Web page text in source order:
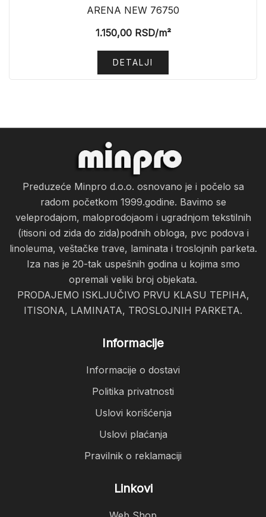
ARENA NEW 76750
1.150,00RSD/m²
DETALJI
Preduzeće Minpro d.o.o. osnovano je i počelo sa
radom početkom 1999.godine. Bavimo se
veleprodajom, maloprodojaom i ugradnjom tekstilnih
(itisoni od zida do zida)podnih obloga, pvc podova i
linoleuma, veštačke trave, laminata i troslojnih parketa.
Iza nas je 20-tak uspešnih godina u kojima smo
opremali veliki broj objekata.
PRODAJEMO ISKLJUČIVO PRVU KLASU TEPIHA,
ITISONA, LAMINATA, TROSLOJNIH PARKETA.
Informacije
Informacije o dostavi
Politika privatnosti
Uslovi korišćenja
Uslovi plaćanja
Pravilnik o reklamaciji
Linkovi